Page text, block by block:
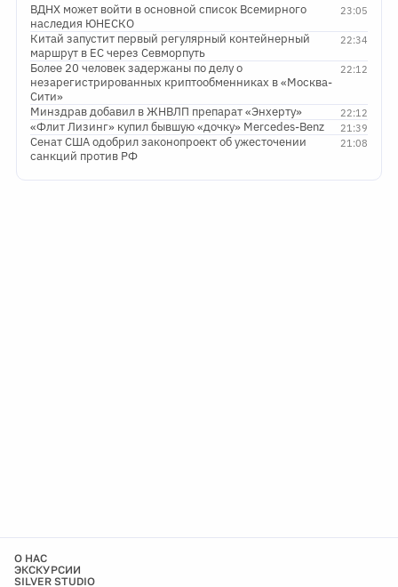
23:05
ВДНХ может войти в основной список Всемирного
наследия ЮНЕСКО
22:34
Китай запустит первый регулярный контейнерный
маршрут в ЕС через Севморпуть
22:12
Более 20 человек задержаны по делу о
незарегистрированных криптообменниках в «Москва-
Сити»
22:12
Минздрав добавил в ЖНВЛП препарат «Энхерту»
21:39
«Флит Лизинг» купил бывшую «дочку» Mercedes-Benz
21:08
Сенат США одобрил законопроект об ужесточении
санкций против РФ
О НАС
ЭКСКУРСИИ
SILVER STUDIO